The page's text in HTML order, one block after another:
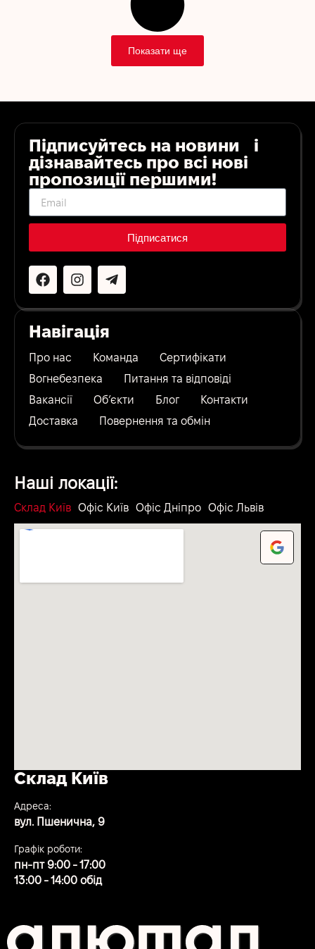
Показати ще
Підписуйтесь на новини і
дізнавайтесь про всі нові
пропозиції першими!
Підписатися
Навігація
Про нас Команда
Сертифікати
Вогнебезпека
Питання та відповіді
Вакансії
Об’єкти Блог
Контакти
Доставка
Повернення та обмін
Наші локації:
Склад Київ Офіс Київ Офіс Дніпро Офіс Львів
Склад Київ
Адреса:
вул. Пшенична, 9
Графік роботи:
пн-пт 9:00 - 17:00
13:00 - 14:00 обід